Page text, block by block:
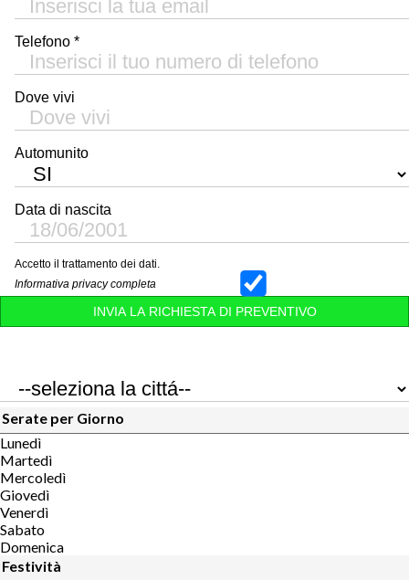
Telefono *
Dove vivi
Automunito
Data di nascita
Accetto il trattamento dei dati.
Informativa privacy completa
Serate per Giorno
Lunedì
Martedì
Mercoledì
Giovedì
Venerdì
Sabato
Domenica
Festività